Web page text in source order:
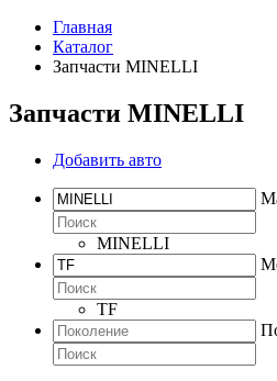
Главная
Каталог
Запчасти MINELLI
Запчасти MINELLI
Добавить авто
MINELLI
TF